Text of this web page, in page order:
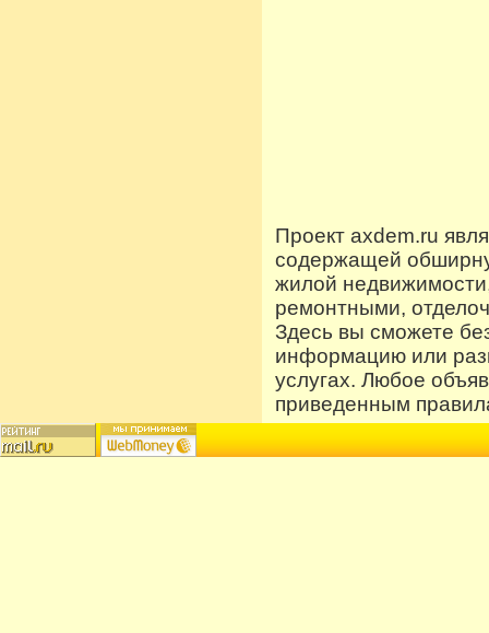
Проект axdem.ru
содержащей
жилой
ремонтными,
Здесь вы сможете
информацию или
услугах. Любое
приведенным